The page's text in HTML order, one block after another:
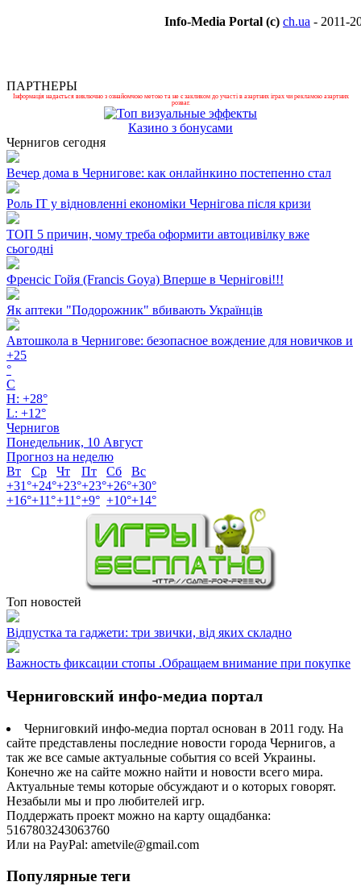
Info-Media Portal (c) ch.ua - 2011-
ПАРТНЕРЫ
Інформація надається виключно з ознайомчою метою та не є закликом до участі в азартних іграх чи рекламою азартних
розваг.
Казино з бонусами
Чернигов сегодня
Вечер дома в Чернигове: как онлайнкино постепенно стал
Роль ІТ у відновленні економіки Чернігова після кризи
ТОП 5 причин, чому треба оформити автоцивілку вже
сьогодні
Френсіс Гойя (Francis Goya) Вперше в Чернігові!!!
Як аптеки "Подорожник" вбивають Українців
Автошкола в Чернигове: безопасное вождение для новичков и
+25
°
C
H: +28°
L: +12°
Чернигов
Понедельник, 10 Август
Прогноз на неделю
Вт
Ср Чт Пт Сб
Вс
+31°+24°+23°+23°+26°+30°
+16°+11°+11°+9° +10°+14°
Топ новостей
Відпустка та гаджети: три звички, від яких складно
Важность фиксации стопы .Обращаем внимание при покупке
Черниговский инфо-медиа портал
Черниговкий инфо-медиа портал основан в 2011 году. На
сайте представлены последние новости города Чернигов, а
так же все самые актуальные события со всей Украины.
Конечно же на сайте можно найти и новости всего мира.
Актуальные темы которые обсуждают и о которых говорят.
Незабыли мы и про любителей игр.
Поддержать проект можно на карту ощадбанка:
5167803243063760
Или на PayPal: ametvile@gmail.com
Популярные теги